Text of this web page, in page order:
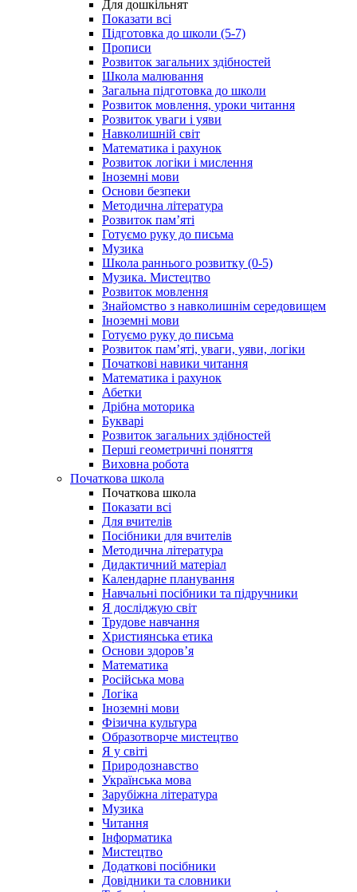
Для дошкільнят
Показати всі
Підготовка до школи (5-7)
Прописи
Розвиток загальних здібностей
Школа малювання
Загальна підготовка до школи
Розвиток мовлення, уроки читання
Розвиток уваги і уяви
Навколишній світ
Математика і рахунок
Розвиток логіки і мислення
Іноземні мови
Основи безпеки
Методична література
Розвиток пам’яті
Готуємо руку до письма
Музика
Школа раннього розвитку (0-5)
Музика. Мистецтво
Розвиток мовлення
Знайомство з навколишнім середовищем
Іноземні мови
Готуємо руку до письма
Розвиток пам’яті, уваги, уяви, логіки
Початкові навики читання
Математика і рахунок
Абетки
Дрібна моторика
Букварі
Розвиток загальних здібностей
Перші геометричні поняття
Виховна робота
Початкова школа
Початкова школа
Показати всі
Для вчителів
Посібники для вчителів
Методична література
Дидактичний матеріал
Календарне планування
Навчальні посібники та підручники
Я досліджую світ
Трудове навчання
Християнська етика
Основи здоров’я
Математика
Російська мова
Логіка
Іноземні мови
Фізична культура
Образотворче мистецтво
Я у світі
Природознавство
Українська мова
Зарубіжна література
Музика
Читання
Інформатика
Мистецтво
Додаткові посібники
Довідники та словники